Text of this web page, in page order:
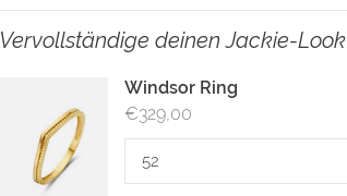
Vervollständige deinen Jackie-Look
Windsor Ring
€329,00
52